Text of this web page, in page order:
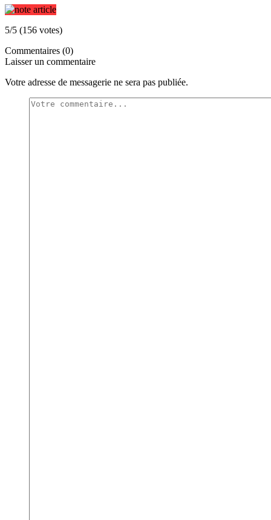
5/5 (156 votes)
Commentaires (0)
Laisser un commentaire
Votre adresse de messagerie ne sera pas publiée.